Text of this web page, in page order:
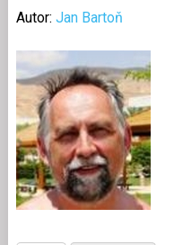
Autor: Jan Bartoň